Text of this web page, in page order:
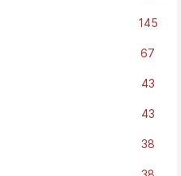
145
67
43
43
38